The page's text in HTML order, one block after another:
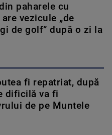
paharele cu
vezicule „de
de golf” după o zi la
fi repatriat, după
dificilă va fi
de pe Muntele